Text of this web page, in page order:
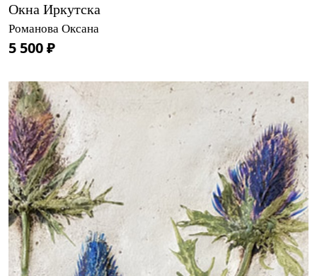
Окна Иркутска
Романова Оксана
5 500 ₽